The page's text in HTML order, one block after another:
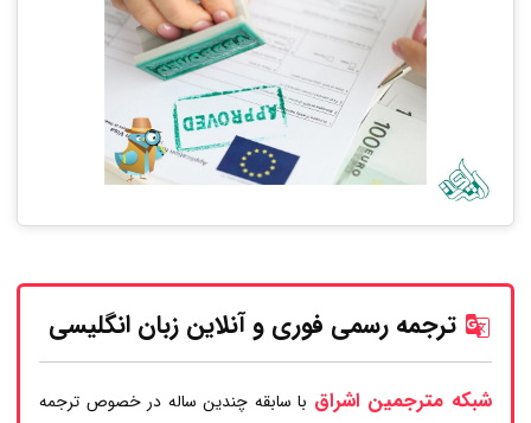
ترجمه رسمی فوری و آنلاین زبان انگلیسی
شبکه مترجمین اشراق با سابقه چندین ساله در خصوص ترجمه